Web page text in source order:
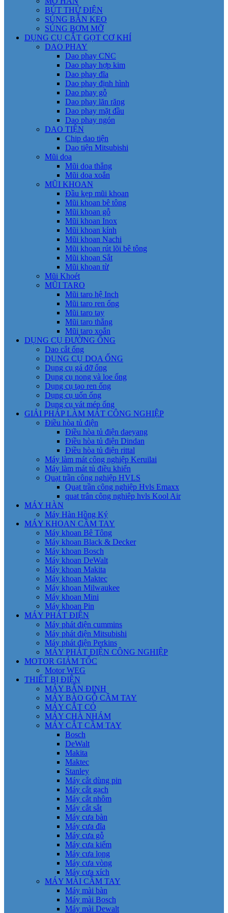
BÚT THỬ ĐIỆN
SÚNG BẮN KEO
SÚNG BƠM MỠ
DỤNG CỤ CẮT GỌT CƠ KHÍ
DAO PHAY
Dao phay CNC
Dao phay hợp kim
Dao phay đĩa
Dao phay định hình
Dao phay gỗ
Dao phay lăn răng
Dao phay mặt đầu
Dao phay ngón
DAO TIỆN
Chip dao tiện
Dao tiện Mitsubishi
Mũi doa
Mũi doa thẳng
Mũi doa xoắn
MŨI KHOAN
Đầu kẹp mũi khoan
Mũi khoan bê tông
Mũi khoan gỗ
Mũi khoan Inox
Mũi khoan kính
Mũi khoan Nachi
Mũi khoan rút lõi bê tông
Mũi khoan Sắt
Mũi khoan từ
Mũi Khoét
MŨI TARO
Mũi taro hệ Inch
Mũi taro ren ống
Mũi taro tay
Mũi taro thẳng
Mũi taro xoắn
DỤNG CỤ ĐƯỜNG ỐNG
Dao cắt ống
DỤNG CỤ DOA ỐNG
Dụng cụ gá đỡ ống
Dụng cụ nong và loe ống
Dụng cụ tạo ren ống
Dụng cụ uốn ống
Dụng cụ vát mép ống
GIẢI PHÁP LÀM MÁT CÔNG NGHIỆP
Điều hòa tủ điện
Điều hòa tủ điện daeyang
Điều hòa tủ điện Dindan
Điều hòa tủ điện rittal
Máy làm mát công nghiệp Keruilai
Máy làm mát tủ điều khiển
Quạt trần công nghiệp HVLS
Quạt trần công nghiệp Hvls Emaxx
quat trân công nghiêp hvls Kool Air
MÁY HÀN
Máy Hàn Hồng Ký
MÁY KHOAN CẦM TAY
Máy khoan Bê Tông
Máy khoan Black & Decker
Máy khoan Bosch
Máy khoan DeWalt
Máy khoan Makita
Máy khoan Maktec
Máy khoan Milwaukee
Máy khoan Mini
Máy khoan Pin
MÁY PHÁT ĐIỆN
Máy phát điện cummins
Máy phát điện Mitsubishi
Máy phát điện Perkins
MÁY PHÁT ĐIỆN CÔNG NGHIỆP
MOTOR GIẢM TỐC
Motor WEG
THIẾT BỊ ĐIỆN
MÁY BẮN ĐINH
MÁY BÀO GỖ CẦM TAY
MÁY CẮT CỎ
MÁY CHÀ NHÁM
MÁY CẮT CẦM TAY
Bosch
DeWalt
Makita
Maktec
Stanley
Máy cắt dùng pin
Máy cắt gạch
Máy cắt nhôm
Máy cắt sắt
Máy cưa bàn
Máy cưa đĩa
Máy cưa gỗ
Máy cưa kiếm
Máy cưa lọng
Máy cưa vòng
Máy cưa xích
MÁY MÀI CẦM TAY
Máy mài bàn
Máy mài Bosch
Máy mài Dewalt